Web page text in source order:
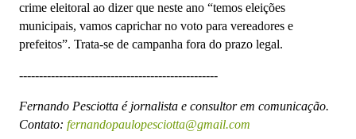
crime eleitoral ao dizer que neste ano “temos eleições
municipais, vamos caprichar no voto para vereadores e
prefeitos”. Trata-se de campanha fora do prazo legal.
--------------------------------------------------
Fernando Pesciotta é jornalista e consultor em comunicação.
Contato: fernandopaulopesciotta@gmail.com